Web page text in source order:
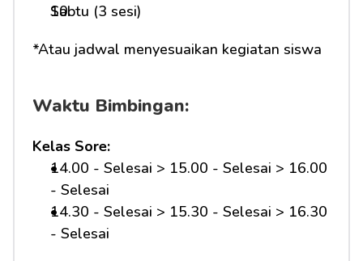
Sabtu (3 sesi)
*Atau jadwal menyesuaikan kegiatan siswa
Waktu Bimbingan:
Kelas Sore:
14.00 - Selesai > 15.00 - Selesai > 16.00
- Selesai
14.30 - Selesai > 15.30 - Selesai > 16.30
- Selesai